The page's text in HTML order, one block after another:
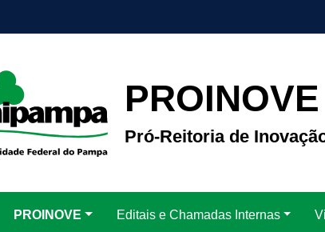
PROINOVE
Pró-Reitoria de
PROINOVE Editais e Chamadas Internas